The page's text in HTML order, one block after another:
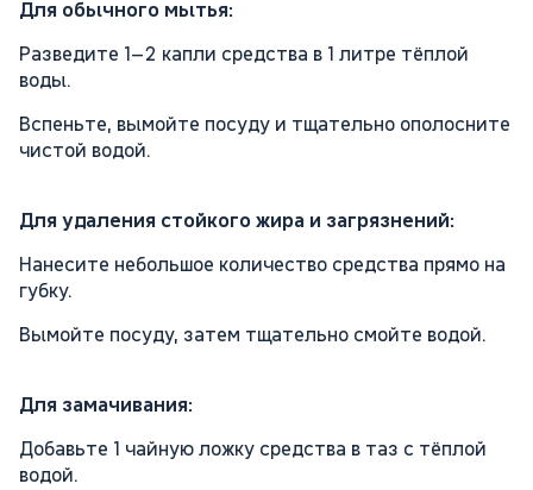
Для обычного мытья:
Разведите 1–2 капли средства в 1 литре тёплой
воды.
Вспеньте, вымойте посуду и тщательно ополосните
чистой водой.
Для удаления стойкого жира и загрязнений:
Нанесите небольшое количество средства прямо на
губку.
Вымойте посуду, затем тщательно смойте водой.
Для замачивания:
Добавьте 1 чайную ложку средства в таз с тёплой
водой.